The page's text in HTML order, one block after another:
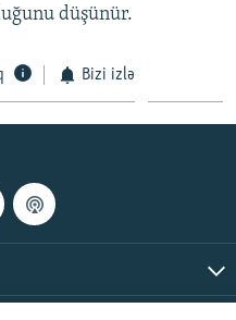
düşünür.
Bizi izlə